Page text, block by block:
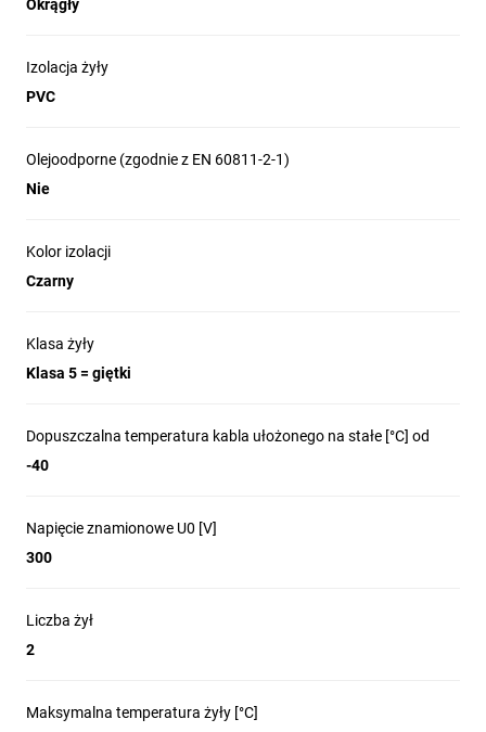
Okrągły
Izolacja żyły
PVC
Olejoodporne (zgodnie z EN 60811-2-1)
Nie
Kolor izolacji
Czarny
Klasa żyły
Klasa 5 = giętki
Dopuszczalna temperatura kabla ułożonego na stałe [°C] od
-40
Napięcie znamionowe U0 [V]
300
Liczba żył
2
Maksymalna temperatura żyły [°C]